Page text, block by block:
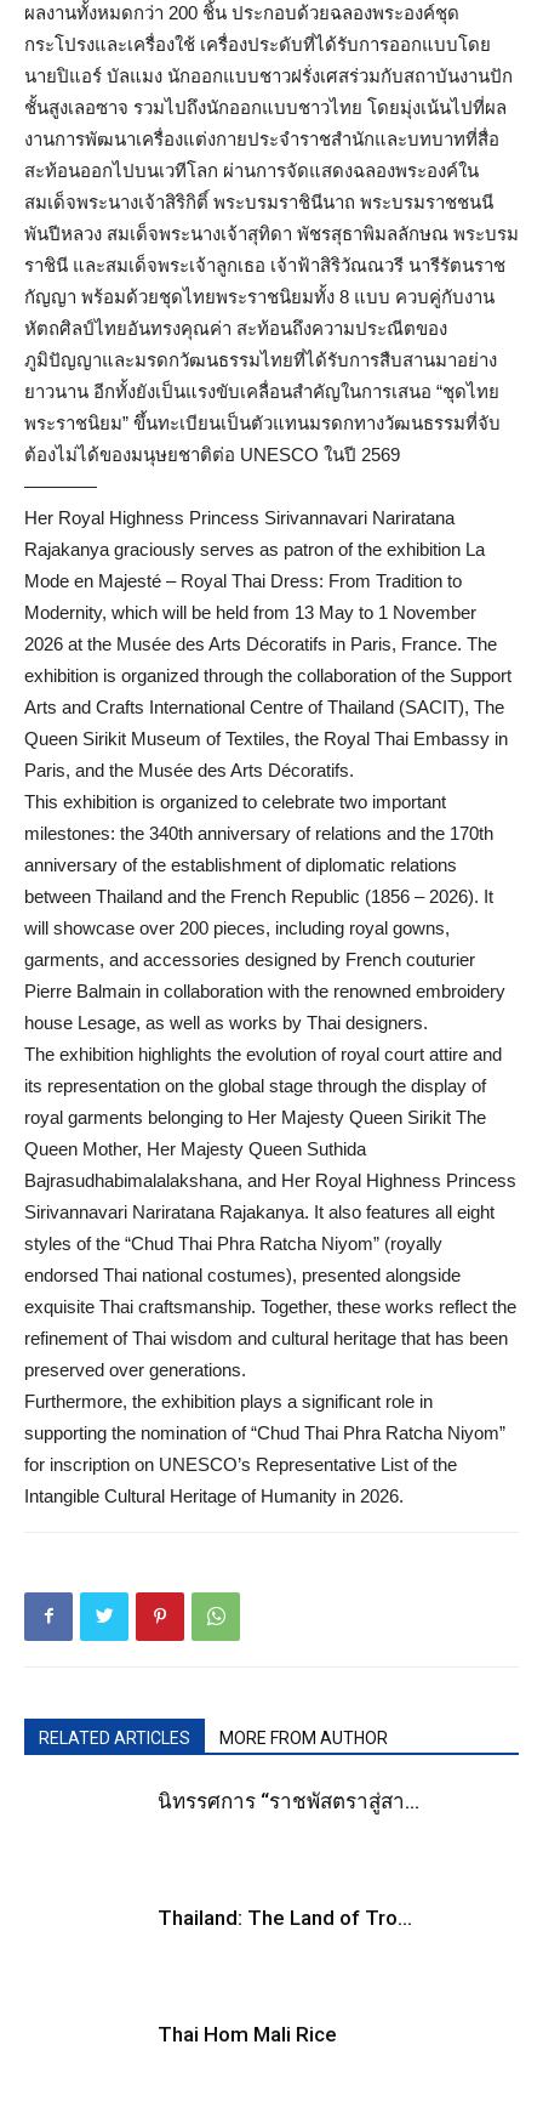
ผลงานทั้งหมดกว่า 200 ชิ้น ประกอบด้วยฉลองพระองค์ชุด
กระโปรงและเครื่องใช้ เครื่องประดับที่ได้รับการออกแบบโดย
นายปิแอร์ บัลแมง นักออกแบบชาวฝรั่งเศสร่วมกับสถาบันงานปัก
ชั้นสูงเลอซาจ รวมไปถึงนักออกแบบชาวไทย โดยมุ่งเน้นไปที่ผล
งานการพัฒนาเครื่องแต่งกายประจำราชสำนักและบทบาทที่สื่อ
สะท้อนออกไปบนเวทีโลก ผ่านการจัดแสดงฉลองพระองค์ใน
สมเด็จพระนางเจ้าสิริกิติ์ พระบรมราชินีนาถ พระบรมราชชนนี
พันปีหลวง สมเด็จพระนางเจ้าสุทิดา พัชรสุธาพิมลลักษณ พระบรม
ราชินี และสมเด็จพระเจ้าลูกเธอ เจ้าฟ้าสิริวัณณวรี นารีรัตนราช
กัญญา พร้อมด้วยชุดไทยพระราชนิยมทั้ง 8 แบบ ควบคู่กับงาน
หัตถศิลป์ไทยอันทรงคุณค่า สะท้อนถึงความประณีตของ
ภูมิปัญญาและมรดกวัฒนธรรมไทยที่ได้รับการสืบสานมาอย่าง
ยาวนาน อีกทั้งยังเป็นแรงขับเคลื่อนสำคัญในการเสนอ “ชุดไทย
พระราชนิยม” ขึ้นทะเบียนเป็นตัวแทนมรดกทางวัฒนธรรมที่จับ
ต้องไม่ได้ของมนุษยชาติต่อ UNESCO ในปี 2569
————
Her Royal Highness Princess Sirivannavari Nariratana
Rajakanya graciously serves as patron of the exhibition La
Mode en Majesté – Royal Thai Dress: From Tradition to
Modernity, which will be held from 13 May to 1 November
2026 at the Musée des Arts Décoratifs in Paris, France. The
exhibition is organized through the collaboration of the Support
Arts and Crafts International Centre of Thailand (SACIT), The
Queen Sirikit Museum of Textiles, the Royal Thai Embassy in
Paris, and the Musée des Arts Décoratifs.
This exhibition is organized to celebrate two important
milestones: the 340th anniversary of relations and the 170th
anniversary of the establishment of diplomatic relations
between Thailand and the French Republic (1856 – 2026). It
will showcase over 200 pieces, including royal gowns,
garments, and accessories designed by French couturier
Pierre Balmain in collaboration with the renowned embroidery
house Lesage, as well as works by Thai designers.
The exhibition highlights the evolution of royal court attire and
its representation on the global stage through the display of
royal garments belonging to Her Majesty Queen Sirikit The
Queen Mother, Her Majesty Queen Suthida
Bajrasudhabimalalakshana, and Her Royal Highness Princess
Sirivannavari Nariratana Rajakanya. It also features all eight
styles of the “Chud Thai Phra Ratcha Niyom” (royally
endorsed Thai national costumes), presented alongside
exquisite Thai craftsmanship. Together, these works reflect the
refinement of Thai wisdom and cultural heritage that has been
preserved over generations.
Furthermore, the exhibition plays a significant role in
supporting the nomination of “Chud Thai Phra Ratcha Niyom”
for inscription on UNESCO’s Representative List of the
Intangible Cultural Heritage of Humanity in 2026.
RELATED ARTICLES MORE FROM AUTHOR
นิทรรศการ “ราชพัสตราสู่สา...
Thailand: The Land of Tro...
Thai Hom Mali Rice